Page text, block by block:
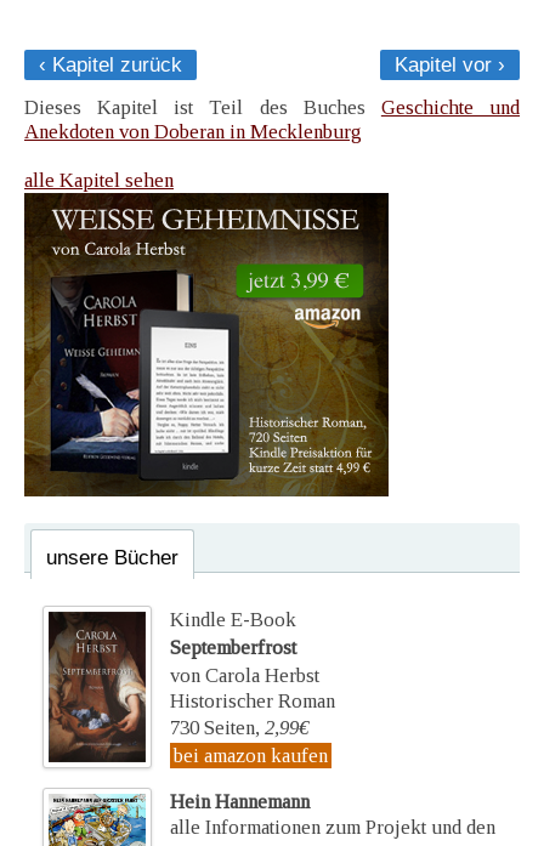
‹ Kapitel zurück
Kapitel vor ›
Dieses Kapitel ist Teil des Buches Geschichte und
Anekdoten von Doberan in Mecklenburg
alle Kapitel sehen
unsere Bücher
Kindle E-Book
Septemberfrost
von Carola Herbst
Historischer Roman
730 Seiten, 2,99€
bei amazon kaufen
Hein Hannemann
alle Informationen zum Projekt und den